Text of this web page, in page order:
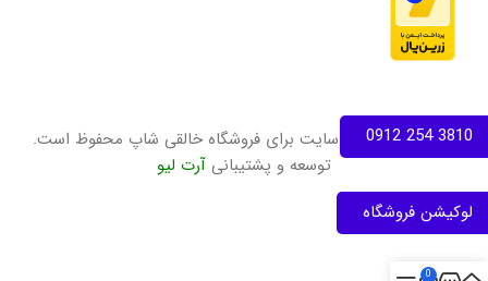
3810 254 0912
لوکیشن فروشگاه
تمامی حقوق این سایت برای فروشگاه خالقی شاپ محفوظ است.
توسعه و پشتیبانی آرت لیو
0